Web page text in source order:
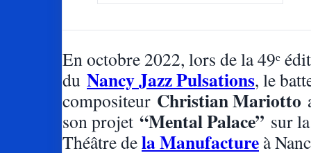
En octobre 2022, lors de la 49ᵉ
du Nancy Jazz Pulsations, le
compositeur Christian Mariotto
son projet “Mental Palace” sur
Théâtre dela Manufacture à